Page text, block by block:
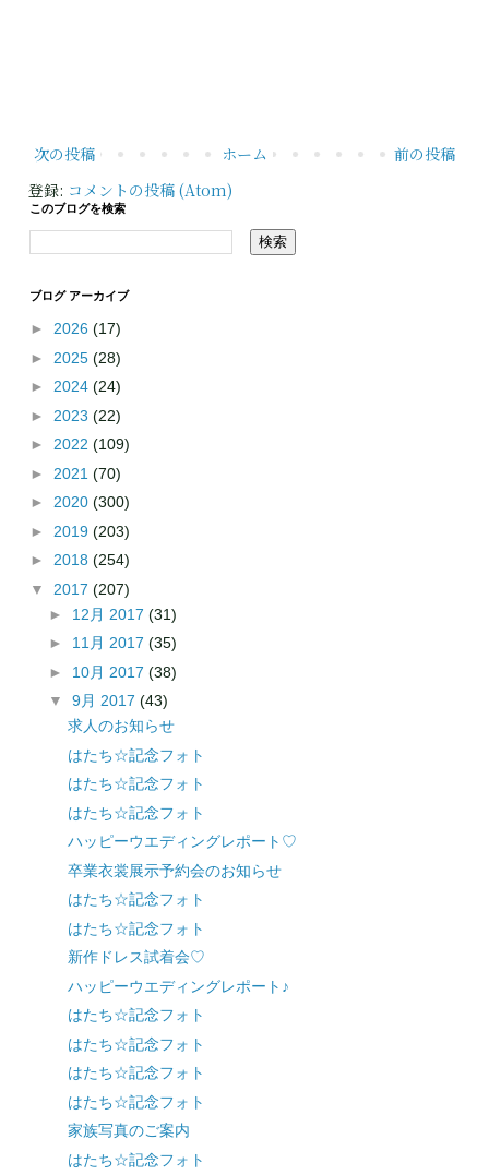
次の投稿 前の投稿
ホーム
登録: コメントの投稿 (Atom)
このブログを検索
ブログ アーカイブ
► 2026 (17)
► 2025 (28)
► 2024 (24)
► 2023 (22)
► 2022 (109)
► 2021 (70)
► 2020 (300)
► 2019 (203)
► 2018 (254)
▼ 2017 (207)
► 12月 2017 (31)
► 11月 2017 (35)
► 10月 2017 (38)
▼ 9月 2017 (43)
求人のお知らせ
はたち☆記念フォト
はたち☆記念フォト
はたち☆記念フォト
ハッピーウエディングレポート♡
卒業衣裳展示予約会のお知らせ
はたち☆記念フォト
はたち☆記念フォト
新作ドレス試着会♡
ハッピーウエディングレポート♪
はたち☆記念フォト
はたち☆記念フォト
はたち☆記念フォト
はたち☆記念フォト
家族写真のご案内
はたち☆記念フォト